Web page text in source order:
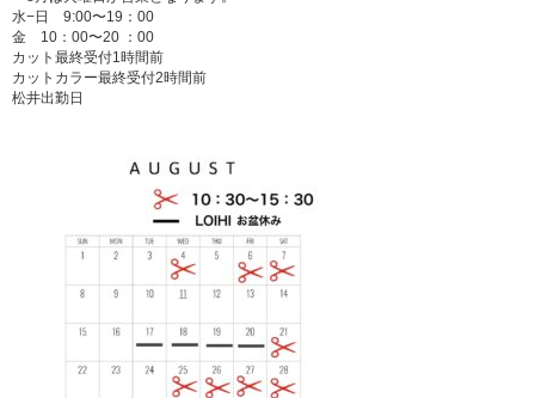
水−日 9:00〜19：00
金 10：00〜20 ：00
カット最終受付1時間前
カットカラー最終受付2時間前
松井出勤日